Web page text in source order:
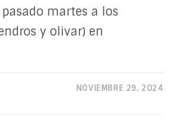
martes a los
y olivar) en
NOVIEMBRE 29, 2024